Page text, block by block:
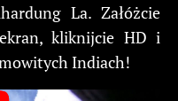
La. Załóżcie
kliknijcie HD i
Indiach!